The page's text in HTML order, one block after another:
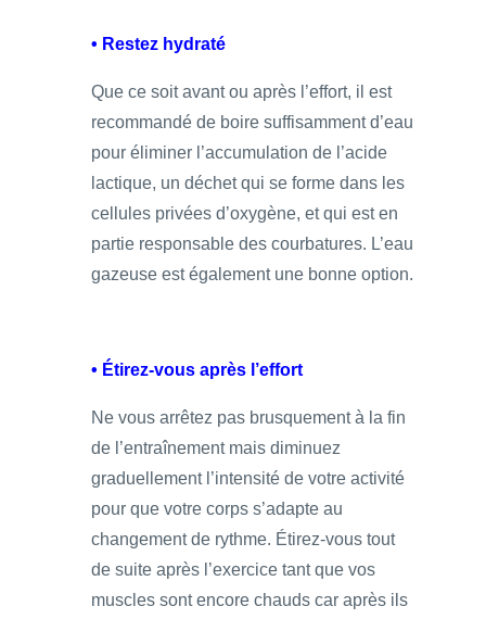
• Restez hydraté
Que ce soit avant ou après l’effort, il est
recommandé de boire suffisamment d’eau
pour éliminer l’accumulation de l’acide
lactique, un déchet qui se forme dans les
cellules privées d’oxygène, et qui est en
partie responsable des courbatures. L’eau
gazeuse est également une bonne option.
• Étirez-vous après l’effort
Ne vous arrêtez pas brusquement à la fin
de l’entraînement mais diminuez
graduellement l’intensité de votre activité
pour que votre corps s’adapte au
changement de rythme. Étirez-vous tout
de suite après l’exercice tant que vos
muscles sont encore chauds car après ils